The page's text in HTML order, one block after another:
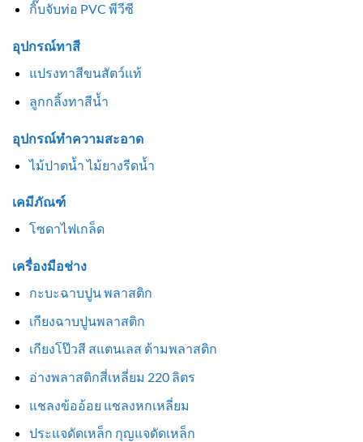
กิ๊บจับท่อ PVC พีวีซี
อุปกรณ์ทาสี
แปรงทาสีขนสัตว์แท้
ลูกกลิ้งทาสีน้ำ
อุปกรณ์ทำความสะอาด
ไม้ปาดน้ำ ไม้ยางรีดน้ำ
เคมีภัณฑ์
โซดาไฟเกล็ด
เครื่องมือช่าง
กะบะฉาบปูน พลาสติก
เกียงฉาบปูนพลาสติก
เกียงโป๊วสี สแตนเลส ด้ามพลาสติก
อ่างพลาสติกสี่เหลี่ยม 220 ลิตร
แชลงข้ออ้อย แชลงหกเหลี่ยม
ประแจดัดเหล็ก กุญแจดัดเหล็ก